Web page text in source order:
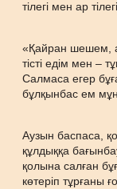
тілегі мен ар
«Қайран шешем,
тісті едім мен –
Салмаса егер
бұлқынбас ем
Аузын баспаса,
құлдыққа
қолына салған
көтеріп тұрғаны